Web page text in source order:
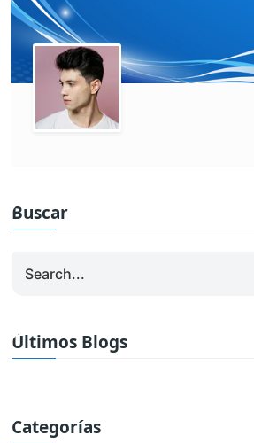
Buscar
Últimos Blogs
Categorías